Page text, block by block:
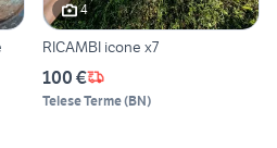
4
RICAMBI icone x7
100 €
Telese Terme(BN)